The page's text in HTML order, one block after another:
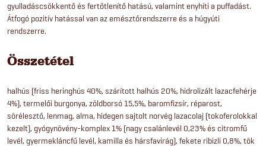
gyulladáscsökkentő és fertőtlenítő hatású, valamint enyhíti a puffadást.
Átfogó pozitív hatással van az emésztőrendszerre és a húgyúti
rendszerre.
Összetétel
halhús (friss heringhús 40%, szárított halhús 20%, hidrolizált lazacfehérje
4%), termelői burgonya, zöldborsó 15,5%, baromfizsír, réparost,
sörélesztő, lenmag, alma, hidegen sajtolt norvég lazacolaj (tokoferolokkal
kezelt), gyógynövény-komplex 1% (nagy csalánlevél 0,23% és citromfű
levél, gyermekláncfű levél, kamilla és hársfavirág), fekete ribizli 0,8%, tök